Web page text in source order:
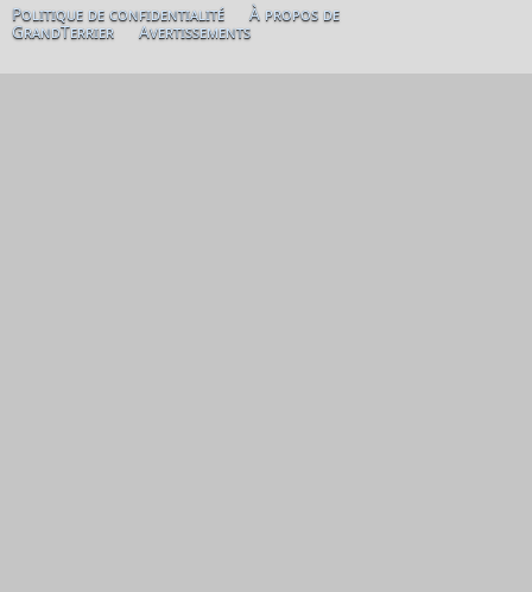
Politique de confidentialité
À propos de
GrandTerrier Avertissements